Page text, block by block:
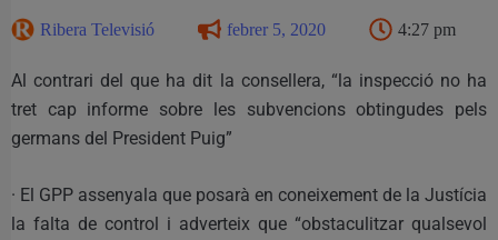
Ribera Televisió febrer 5, 2020 4:27 pm
Al contrari del que ha dit la consellera, “la inspecció no ha
tret cap informe sobre les subvencions obtingudes pels
germans del President Puig”
· El GPP assenyala que posarà en coneixement de la Justícia
la falta de control i adverteix que “obstaculitzar qualsevol